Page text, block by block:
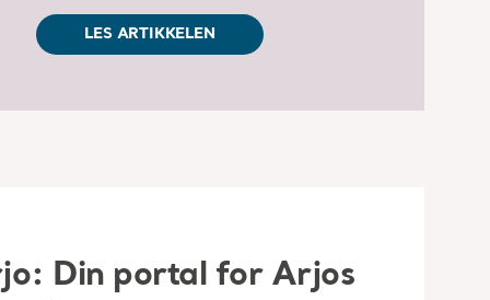
LES ARTIKKELEN
Din portal for Arjos